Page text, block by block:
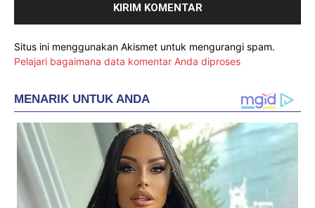
Situs ini menggunakan Akismet untuk mengurangi spam.
Pelajari bagaimana data komentar Anda diproses